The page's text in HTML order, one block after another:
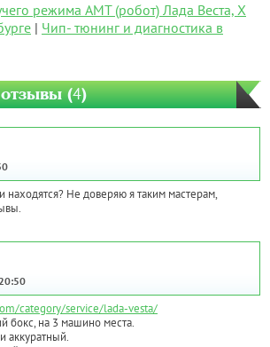
режима AMT (робот) Лада Веста, Х
| Чип- тюнинг и диагностика в
(4)
находятся? Не доверяю я таким мастерам,
category/service/lada-vesta/
бокс, на 3 машино места.
аккуратный.